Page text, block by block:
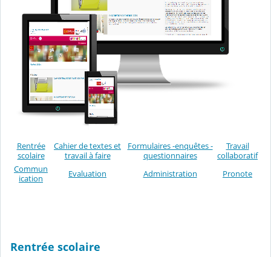
Rentrée
scolaire
Cahier de textes et
travail à faire
Formulaires -enquêtes -
questionnaires
Travail
collaboratif
Commun
ication
Evaluation Administration Pronote
Rentrée scolaire